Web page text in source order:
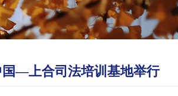
国—上合司法培训基地举行